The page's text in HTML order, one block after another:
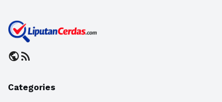
publicrss_feed
Categories